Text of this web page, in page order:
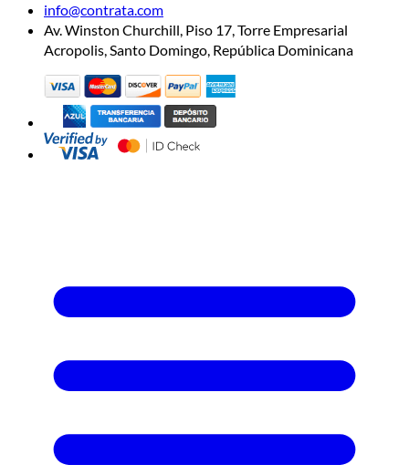
info@contrata.com
Av. Winston Churchill, Piso 17, Torre Empresarial
Acropolis, Santo Domingo, República Dominicana